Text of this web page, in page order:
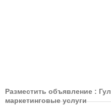
Разместить объявление :
маркетинговые услуги